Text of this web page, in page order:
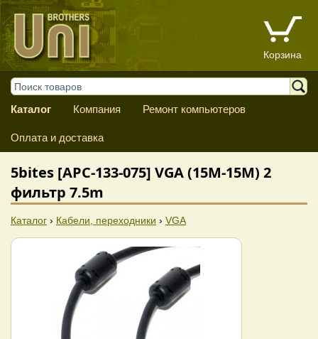
Корзина
Каталог Компания Ремонт компьютеров
Оплата и доставка
5bites [APC-133-075] VGA (15M-15M) 2
фильтр 7.5m
Каталог › Кабели, переходники › VGA